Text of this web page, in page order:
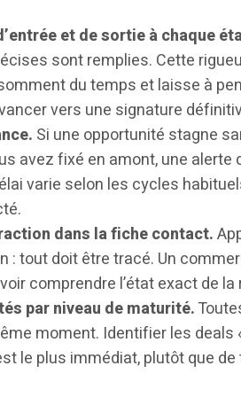
et de sortie à chaque
sont remplies. Cette
du temps et laisse à
vers une signature
Si une opportunité stagne
avez fixé en amont, une alerte
varie selon les cycles
dans la fiche contact.
: tout doit être tracé. Un
comprendre l’état exact de
par niveau de maturité.
moment. Identifier les deals
le plus immédiat, plutôt que